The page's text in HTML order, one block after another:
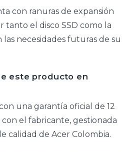
con ranuras de expansión
tanto el disco SSD como la
las necesidades futuras de su
este producto en
una garantía oficial de 12
el fabricante, gestionada
calidad de Acer Colombia.